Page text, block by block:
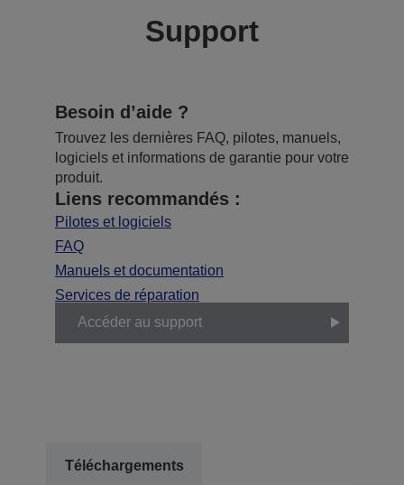
Support
Besoin d’aide ?
Trouvez les dernières FAQ, pilotes, manuels,
logiciels et informations de garantie pour votre
produit.
Liens recommandés :
Pilotes et logiciels
FAQ
Manuels et documentation
Services de réparation
Accéder au support
Téléchargements